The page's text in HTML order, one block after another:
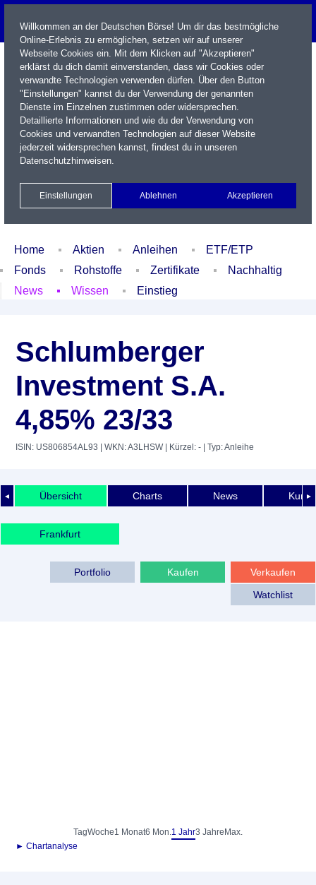
Name / WKN / ISIN / Kürzel
Xetra Realtime
Watchlist Portfolio Login
Home Aktien Anleihen
ETF/ETP
Fonds
Rohstoffe Zertifikate
Nachhaltig
News
Wissen Einstieg
Schlumberger
Investment S.A.
4,85% 23/33
ISIN: US806854AL93 | WKN: A3LHSW| Kürzel: - | Typ: Anleihe
◄ ►
Übersicht Charts News
Frankfurt
Verkaufen
Kaufen
Portfolio
Watchlist
TagWoche1 Monat6 Mon.1 Jahr3 Jahre Max.
► Chartanalyse
Willkommen an der Deutschen Börse! Um dir das bestmögliche
Online-Erlebnis zu ermöglichen, setzen wir auf unserer
Webseite Cookies ein. Mit dem Klicken auf "Akzeptieren"
erklärst du dich damit einverstanden, dass wir Cookies oder
verwandte Technologien verwenden dürfen. Über den Button
"Einstellungen" kannst du der Verwendung der genannten
Dienste im Einzelnen zustimmen oder widersprechen.
Detaillierte Informationen und wie du der Verwendung von
Cookies und verwandten Technologien auf dieser Website
jederzeit widersprechen kannst, findest du in unseren
Datenschutzhinweisen.
Einstellungen Ablehnen Akzeptieren